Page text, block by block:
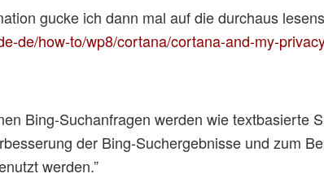
gucke ich dann mal auf die durchaus
de/how-to/wp8/cortana/cortana-and-my-
Bing-Suchanfragen werden wie textbasierte
der Bing-Suchergebnisse und zum
werden.”